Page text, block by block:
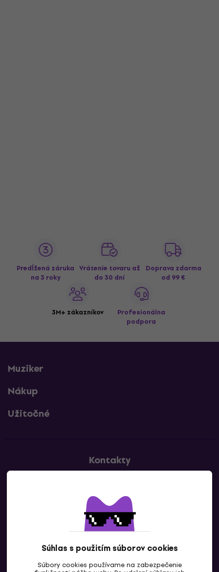
Súhlas s použitím súborov cookies
Súbory cookies používame na zabezpečenie
Predĺžená záruka
na 3 roky
Vrátenie tovaru až
do 30 dní
Doprava zdarma
od 99 €
3M+ zákazníkov
Profesionálna
podpora
Muziker
Nákup
Užitočné
Kontakty